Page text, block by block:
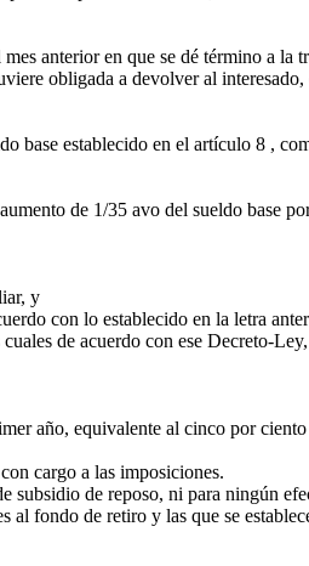
anterior en que se dé término a la
obligada a devolver al
establecido en el artículo 8 ,
de 1/35 avo del sueldo base
y
con lo establecido en la letra
de acuerdo con ese Decreto-
año, equivalente al cinco por
cargo a las imposiciones.
de reposo, ni para ningún
fondo de retiro y las que se